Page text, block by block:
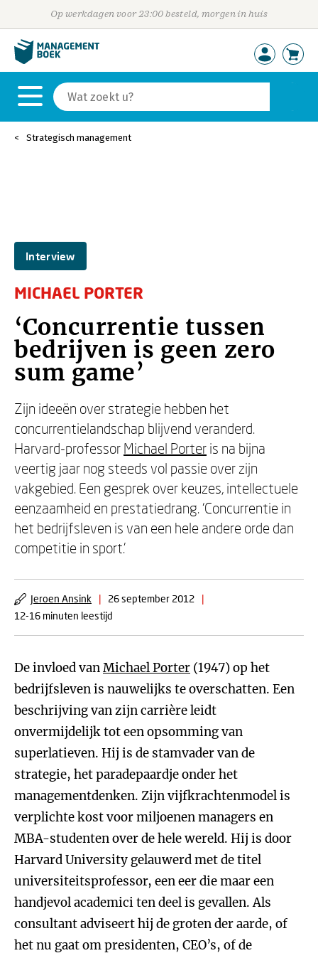
Op werkdagen voor 23:00 besteld, morgen in huis
Strategisch management
Interview
MICHAEL PORTER
‘Concurrentie tussen
bedrijven is geen zero
sum game’
Zijn ideeën over strategie hebben het
concurrentielandschap blijvend veranderd.
Harvard-professor Michael Porter is na bijna
veertig jaar nog steeds vol passie over zijn
vakgebied. Een gesprek over keuzes, intellectuele
eenzaamheid en prestatiedrang. ‘Concurrentie in
het bedrijfsleven is van een hele andere orde dan
competitie in sport.’
Jeroen Ansink | 26 september 2012
|
12-16 minuten leestijd
De invloed vanMichael Porter (1947) op het
bedrijfsleven is nauwelijks te overschatten. Een
beschrijving van zijn carrière leidt
onvermijdelijk tot een opsomming van
superlatieven. Hij is de stamvader van de
strategie, het paradepaardje onder het
managementdenken. Zijn vijfkrachtenmodel is
verplichte kost voor miljoenen managers en
MBA-studenten over de hele wereld. Hij is door
Harvard University gelauwerd met de titel
universiteitsprofessor, een eer die maar een
handjevol academici ten deel is gevallen. Als
consultant adviseert hij de groten der aarde, of
het nu gaat om presidenten, CEO’s, of de